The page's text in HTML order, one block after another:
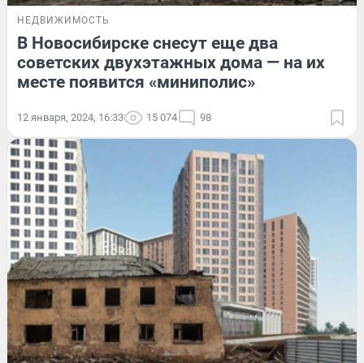
НЕДВИЖИМОСТЬ
В Новосибирске снесут еще два
советских двухэтажных дома — на их
месте появится «миниполис»
12 января, 2024, 16:33 15 074 98